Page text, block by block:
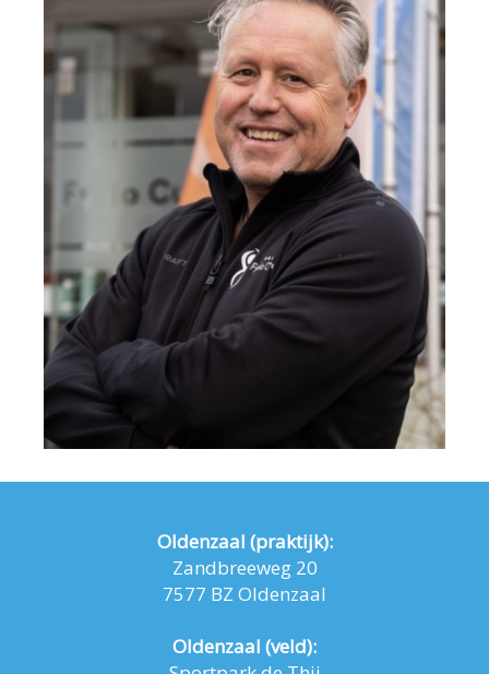
Oldenzaal (praktijk):
Zandbreeweg 20
7577 BZ Oldenzaal
Oldenzaal (veld):